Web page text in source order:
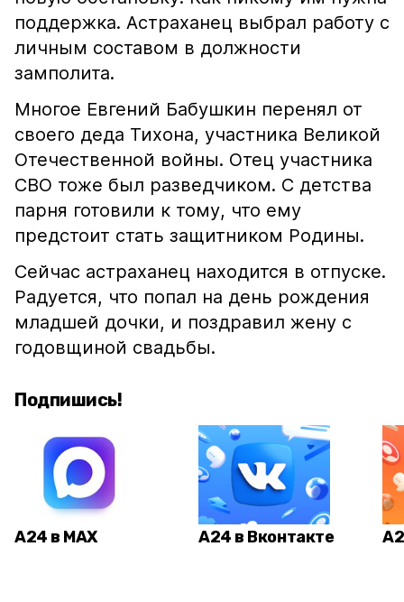
поддержка. Астраханец выбрал работу с
личным составом в должности
замполита.
Многое Евгений Бабушкин перенял от
своего деда Тихона, участника Великой
Отечественной войны. Отец участника
СВО тоже был разведчиком. С детства
парня готовили к тому, что ему
предстоит стать защитником Родины.
Сейчас астраханец находится в отпуске.
Радуется, что попал на день рождения
младшей дочки, и поздравил жену с
годовщиной свадьбы.
Подпишись!
А24 в MAX А24 в Вконтакте